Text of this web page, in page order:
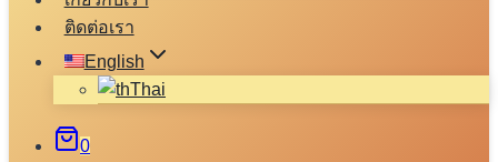
ติดต่อเรา
English
Thai
0